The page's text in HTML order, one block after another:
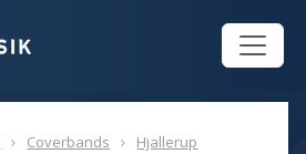
Coverbands Hjallerup